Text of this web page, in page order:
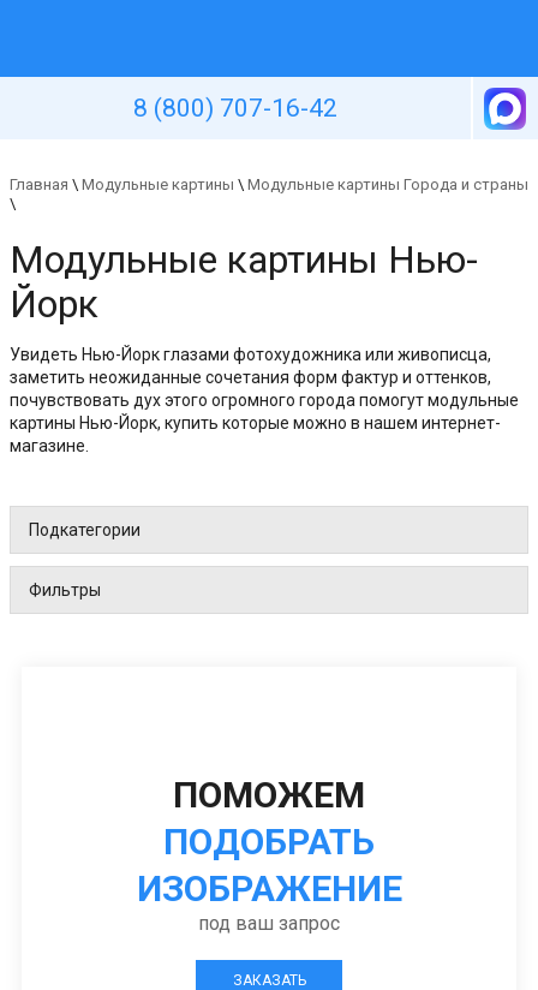
8 (800) 707-16-42
Главная \ Модульные картины \ Модульные картины Города и страны
\
Модульные картины Нью-
Йорк
Увидеть Нью-Йорк глазами фотохудожника или живописца,
заметить неожиданные сочетания форм фактур и оттенков,
почувствовать дух этого огромного города помогут модульные
картины Нью-Йорк, купить которые можно в нашем интернет-
магазине.
Подкатегории
Фильтры
ПОМОЖЕМ
ПОДОБРАТЬ
ИЗОБРАЖЕНИЕ
под ваш запрос
ЗАКАЗАТЬ